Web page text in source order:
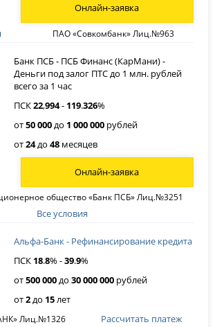
ПАО «Совкомбанк» Лиц.№963
Онлайн-заявка
Банк ПСБ - ПСБ Финанс (КарМани) -
Деньги под залог ПТС до 1 млн. рублей
всего за 1 час
ПСК22,994- 119.326%
от50 000до 1 000 000 рублей
от24до48 месяцев
Все условия
общество «Банк ПСБ» Лиц.№3251
Онлайн-заявка
Альфа-Банк - Рефинансирование кредита
ПСК 18.8% -39.9%
от500 000до30 000 000 рублей
от2до 15лет
Лиц.№1326 Рассчитать платеж